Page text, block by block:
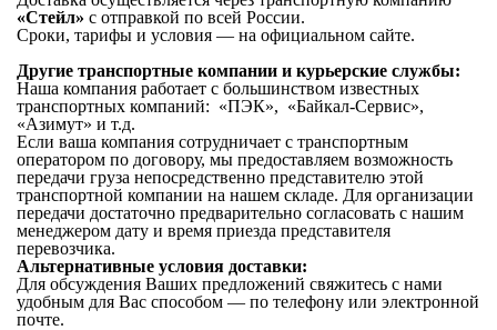
«Стейл» с отправкой по всей России.
Сроки, тарифы и условия — на официальном сайте.
Другие транспортные компании и курьерские службы:
Наша компания работает с большинством известных
транспортных компаний: «ПЭК», «Байкал-Сервис»,
«Азимут» и т.д.
Если ваша компания сотрудничает с транспортным
оператором по договору, мы предоставляем возможность
передачи груза непосредственно представителю этой
транспортной компании на нашем складе. Для организации
передачи достаточно предварительно согласовать с нашим
менеджером дату и время приезда представителя
перевозчика.
Альтернативные условия доставки:
Для обсуждения Ваших предложений свяжитесь с нами
удобным для Вас способом — по телефону или электронной
почте.